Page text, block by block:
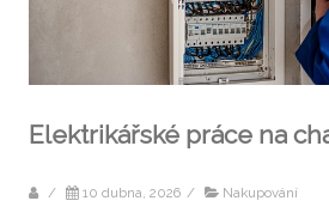
Elektrikářské práce na
/ 10 dubna, 2026 / Nakupování